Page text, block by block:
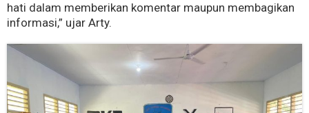
hati dalam memberikan komentar maupun membagikan
informasi,” ujar Arty.